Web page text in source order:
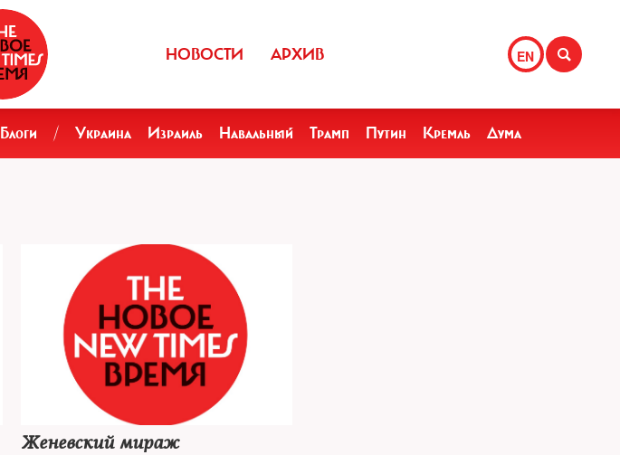
EN
НОВОСТИ АРХИВ
Блоги / Украина Израиль Навальный Трамп Путин Кремль Дума
Женевский мираж